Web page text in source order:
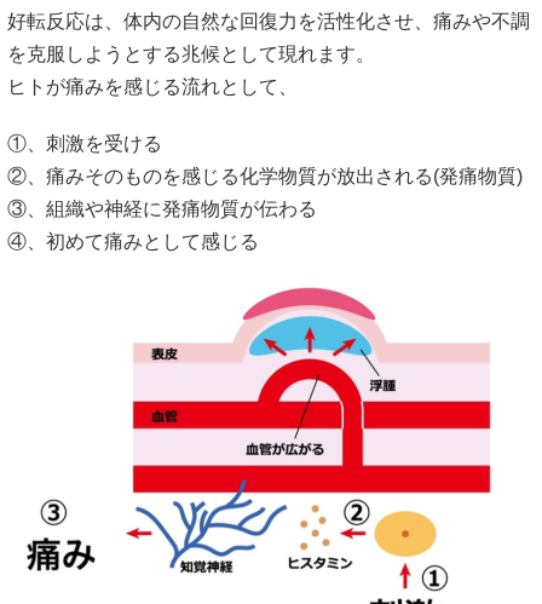
好転反応は、体内の自然な回復力を活性化させ、痛みや不調
を克服しようとする兆候として現れます。
ヒトが痛みを感じる流れとして、
①、刺激を受ける
②、痛みそのものを感じる化学物質が放出される(発痛物質)
③、組織や神経に発痛物質が伝わる
④、初めて痛みとして感じる